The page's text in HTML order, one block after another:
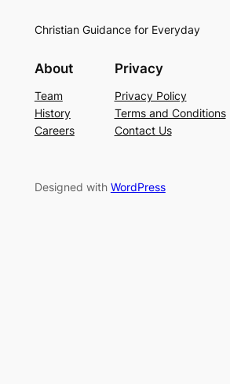
Christian Guidance for Everyday
About
Team
History
Careers
Privacy
Privacy Policy
Terms and Conditions
Contact Us
Designed with WordPress